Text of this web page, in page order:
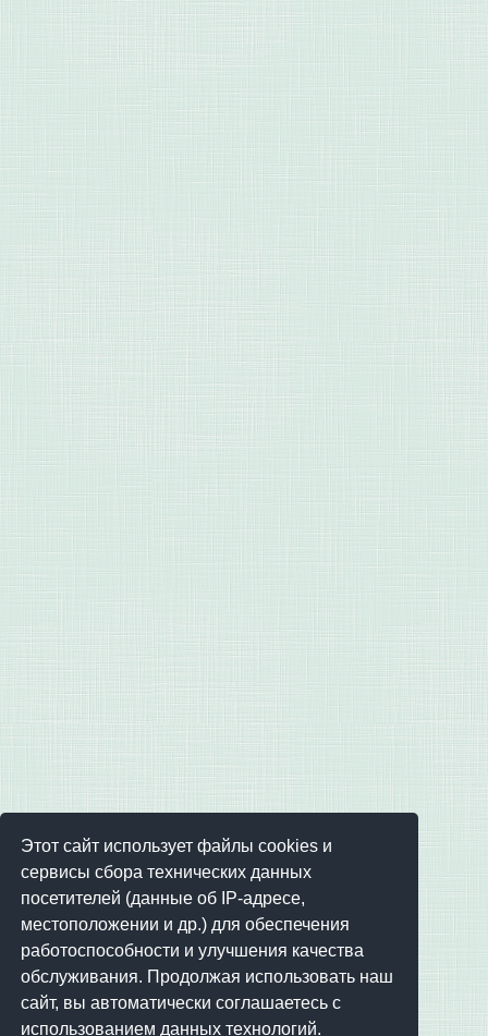
Этот сайт использует файлы cookies и
сервисы сбора технических данных
посетителей (данные об IP-адресе,
местоположении и др.) для обеспечения
работоспособности и улучшения качества
обслуживания. Продолжая использовать наш
сайт, вы автоматически соглашаетесь с
использованием данных технологий.